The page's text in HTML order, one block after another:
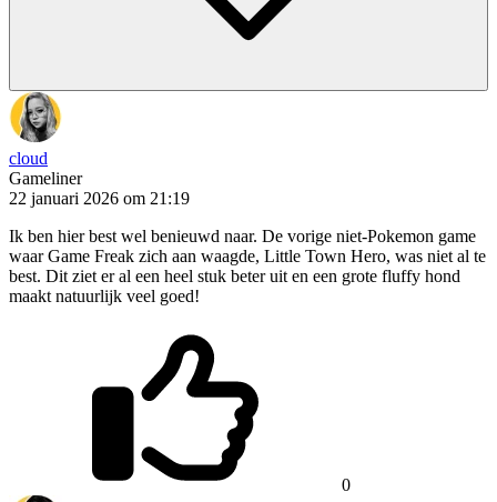
cloud
Gameliner
22 januari 2026 om 21:19
Ik ben hier best wel benieuwd naar. De vorige niet-Pokemon game
waar Game Freak zich aan waagde, Little Town Hero, was niet al te
best. Dit ziet er al een heel stuk beter uit en een grote fluffy hond
maakt natuurlijk veel goed!
0